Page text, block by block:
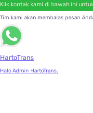
Klik kontak kami di bawah ini
Tim kami akan membalas pesan
HartoTrans
Halo Admin HartoTrans.